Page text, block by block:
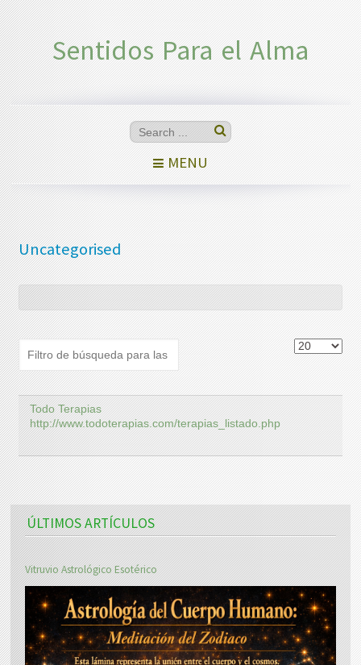
Sentidos Para el Alma
MENU
Uncategorised
Todo Terapias
http://www.todoterapias.com/terapias_listado.php
ÚLTIMOS ARTÍCULOS
Vitruvio Astrológico Esotérico